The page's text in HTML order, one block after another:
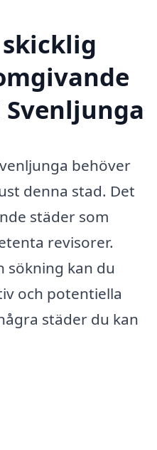
behöver
denna stad. Det
städer som
revisorer.
sökning kan du
och potentiella
städer du kan